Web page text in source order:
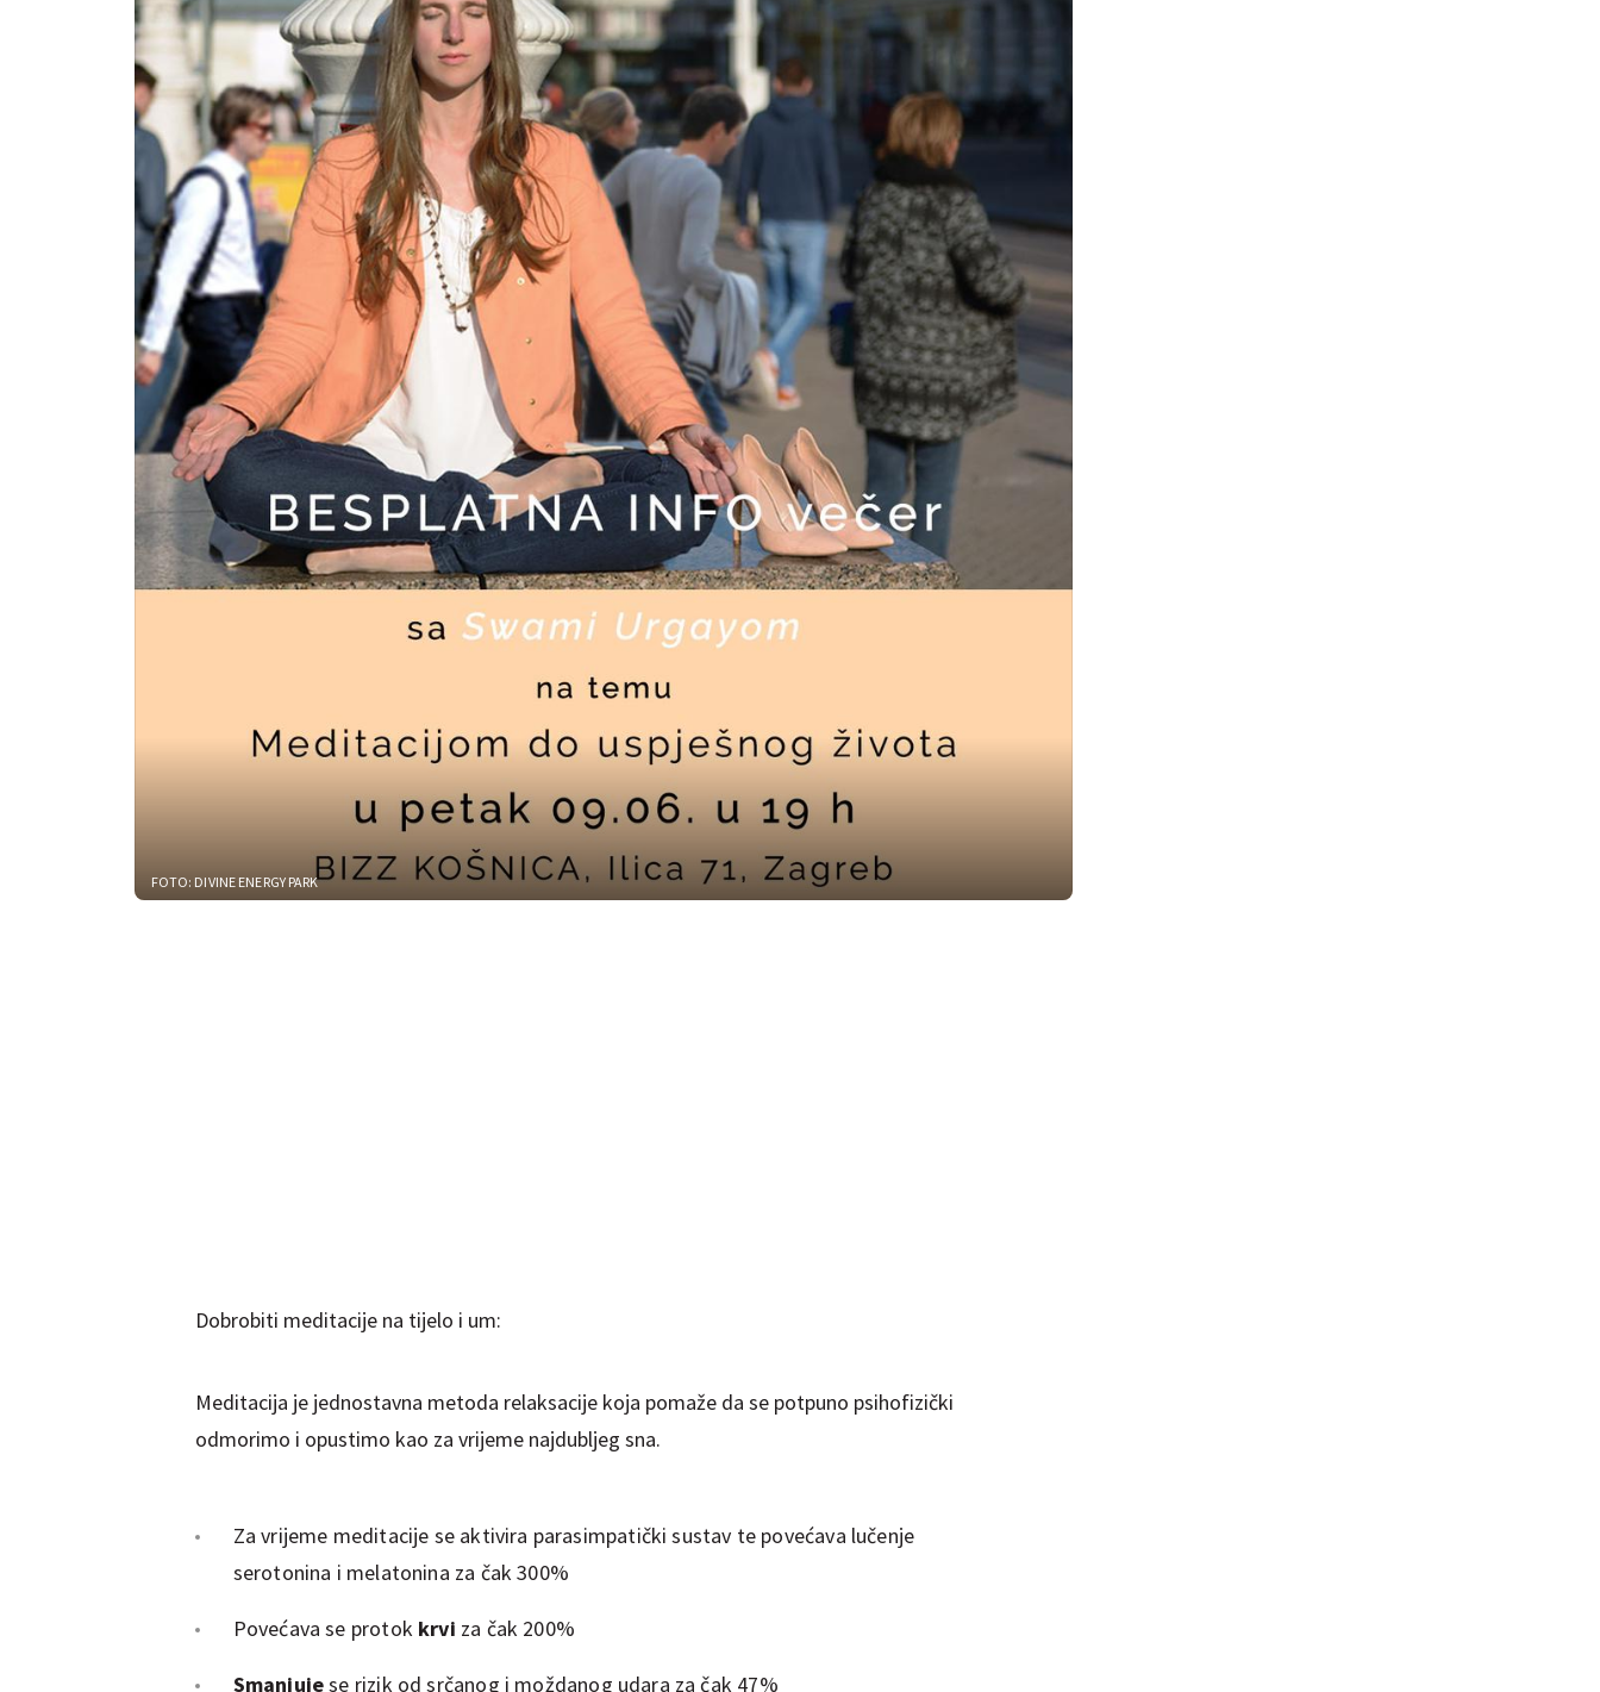
FOTO: DIVINE ENERGY PARK
Dobrobiti meditacije na tijelo i um:
Meditacija je jednostavna metoda relaksacije koja pomaže da se potpuno psihofizički
odmorimo i opustimo kao za vrijeme najdubljeg sna.
Za vrijeme meditacije se aktivira parasimpatički sustav te povećava lučenje
serotonina i melatonina za čak 300%
Povećava se protok krvi za čak 200%
Smanjujese rizik od srčanog i moždanog udara za čak 47%